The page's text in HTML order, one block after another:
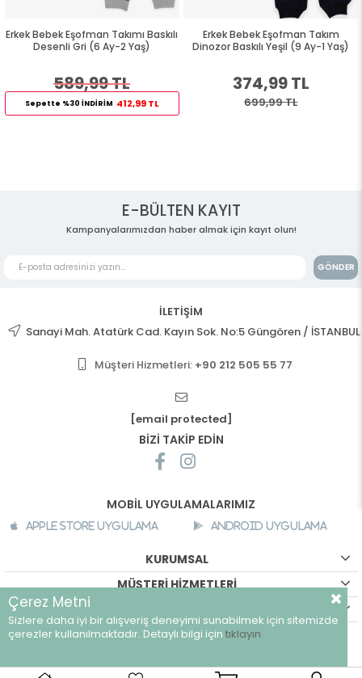
Erkek Bebek Eşofman Takımı Baskılı
Desenli Gri (6 Ay-2 Yaş)
589,99 TL
Sepette %30 İNDİRİM 412,99 TL
Erkek Bebek Eşofman Takım
Dinozor Baskılı Yeşil (9 Ay-1 Yaş)
374,99 TL
699,99 TL
E-BÜLTEN KAYIT
Kampanyalarımızdan haber almak için kayıt olun!
GÖNDER
İLETİŞİM
Sanayi Mah. Atatürk Cad. Kayın Sok. No:5 Güngören / İSTANBUL
Müşteri Hizmetleri: +90 212 505 55 77
[email protected]
BİZİ TAKİP EDİN
MOBİL UYGULAMALARIMIZ
Apple Store Uygulama Android Uygulama
KURUMSAL
MÜŞTERİ HİZMETLERİ
©breeze.com.tr - Tüm hakları saklıdır.
Çerez Metni
Sizlere daha iyi bir alışveriş deneyimi sunabilmek için sitemizde
çerezler kullanılmaktadır. Detaylı bilgi için tıklayın